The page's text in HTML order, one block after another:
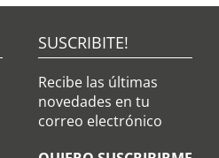
SUSCRIBITE!
Recibe las últimas
novedades en tu
correo electrónico